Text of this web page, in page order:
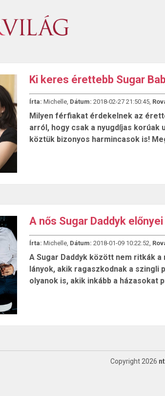
Ki keres érettebb Sugar
Írta: Michelle, Dátum: 2018-02-27 21:50:45,
Milyen férfiakat érdekelnek az
arról, hogy csak a nyugdíjas korúak
köztük bizonyos harmincasok is!
A nős Sugar Daddyk előnyei
Írta: Michelle, Dátum: 2018-01-09 10:22:52,
A Sugar Daddyk között nem ritkák a
lányok, akik ragaszkodnak a szingli
olyanok is, akik inkább a házasokat
Copyright 2026